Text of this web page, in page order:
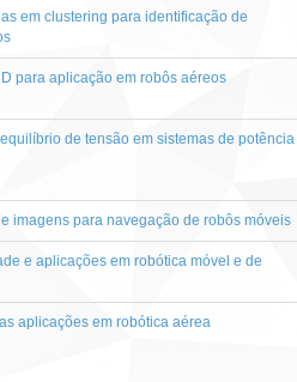
em clustering para identificação de
para aplicação em robôs aéreos
de tensão em sistemas de potência
imagens para navegação de robôs móveis
e aplicações em robótica móvel e de
aplicações em robótica aérea